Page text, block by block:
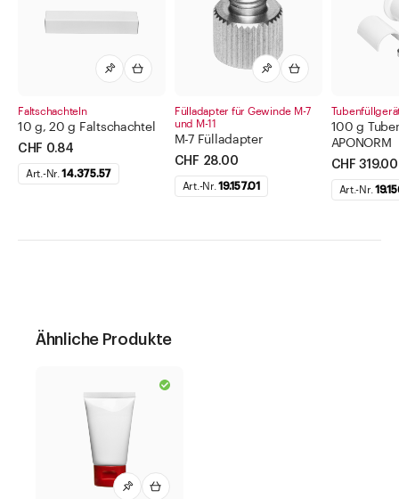
Faltschachteln
10 g, 20 g Faltschachtel
CHF 0.84
Art.-Nr.14.375.57
Fülladapter für Gewinde M-7
und M-11
M-7 Fülladapter
CHF 28.00
Art.-Nr.19.157.01
100 g
APONORM
CHF 319.00
Art.-Nr.
Ähnliche Produkte